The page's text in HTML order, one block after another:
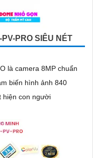
PRO SIÊU NÉT
là camera 8MP chuẩn
biến hình ảnh 840
hiện con người